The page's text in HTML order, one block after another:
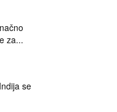
za...
se